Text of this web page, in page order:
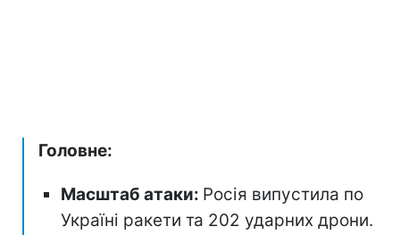
Головне:
Масштаб атаки: Росія випустила по
Україні ракети та 202 ударних дрони.